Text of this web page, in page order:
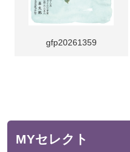
gfp20261359
MYセレクト